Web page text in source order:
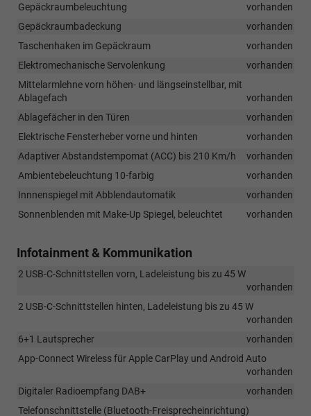
Gepäckraumbeleuchtung
vorhanden
Gepäckraumbadeckung
vorhanden
Taschenhaken im Gepäckraum
vorhanden
Elektromechanische Servolenkung
vorhanden
Mittelarmlehne vorn höhen- und längseinstellbar, mit
Ablagefach
vorhanden
Ablagefächer in den Türen
vorhanden
Elektrische Fensterheber vorne und hinten
vorhanden
Adaptiver Abstandstempomat (ACC) bis 210 Km/h
vorhanden
Ambientebeleuchtung 10-farbig
vorhanden
Innnenspiegel mit Abblendautomatik
vorhanden
Sonnenblenden mit Make-Up Spiegel, beleuchtet
vorhanden
Infotainment & Kommunikation
2 USB-C-Schnittstellen vorn, Ladeleistung bis zu 45 W
vorhanden
2 USB-C-Schnittstellen hinten, Ladeleistung bis zu 45 W
vorhanden
6+1 Lautsprecher
vorhanden
App-Connect Wireless für Apple CarPlay und Android Auto
vorhanden
Digitaler Radioempfang DAB+
vorhanden
Telefonschnittstelle (Bluetooth-Freisprecheinrichtung)